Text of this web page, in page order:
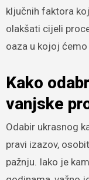
ključnih faktora
olakšati cijeli
oaza u kojoj ćemo
Kako
vanjske
Odabir ukrasnog
pravi izazov,
pažnju. Iako je